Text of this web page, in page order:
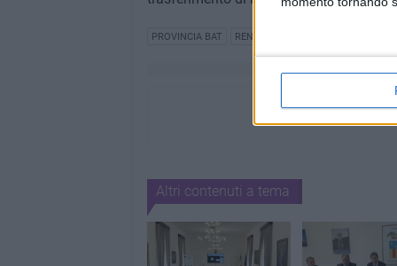
PROVINCIA BAT RENATO NITTI
Altri contenuti a tema